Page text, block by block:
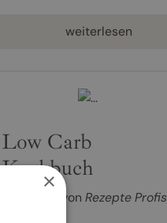
weiterlesen
Low Carb
Kochbuch
Kochbuch von Rezepte Profis
×